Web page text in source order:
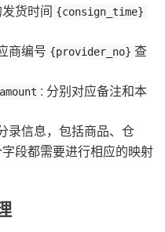
货时间 {consign_time}
商编号 {provider_no} 查
: 分别对应备注和本
录信息，包括商品、仓
段都需要进行相应的映射